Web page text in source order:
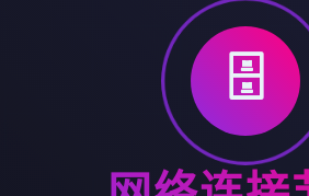
🗄️